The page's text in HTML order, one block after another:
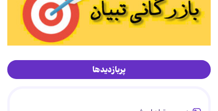
پربازدیدها